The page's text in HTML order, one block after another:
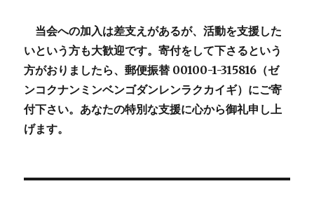
当会への加入は差支えがあるが、活動を支援した
いという方も大歓迎です。寄付をして下さるという
方がおりましたら、郵便振替 00100-1-315816（ゼ
ンコクナンミンベンゴダンレンラクカイギ）にご寄
付下さい。あなたの特別な支援に心から御礼申し上
げます。